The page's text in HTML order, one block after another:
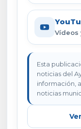
Vídeos
Esta
noticias del
información,
noticias